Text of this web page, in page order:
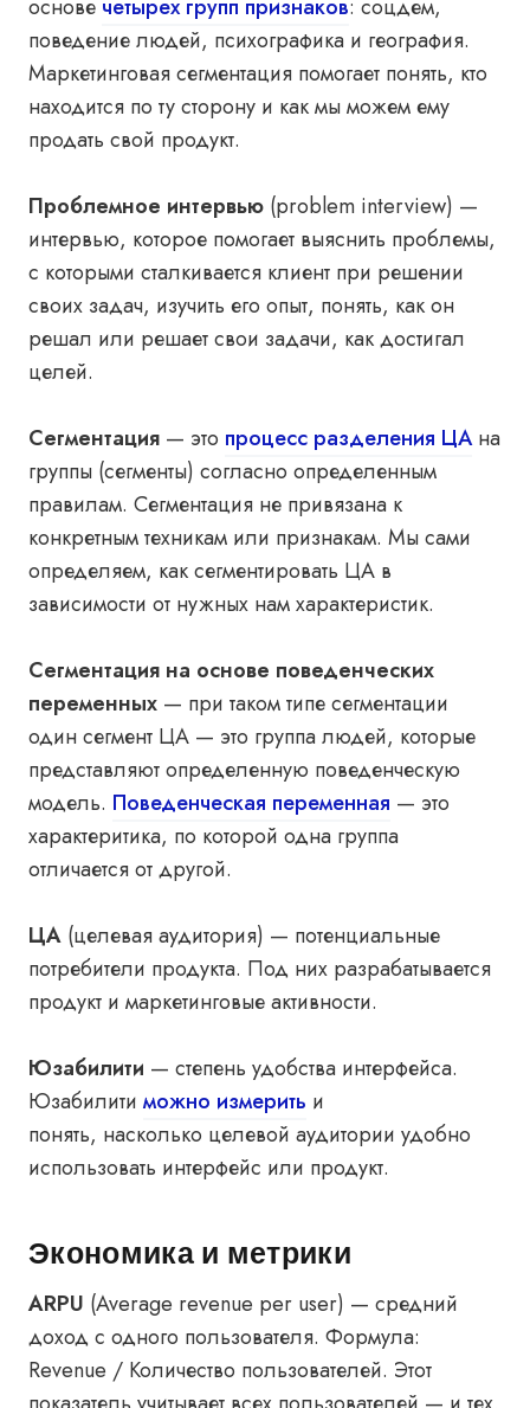
основе четырех групп признаков: соцдем,
поведение людей, психографика и география.
Маркетинговая сегментация помогает понять, кто
находится по ту сторону и как мы можем ему
продать свой продукт.
Проблемное интервью (problem interview) —
интервью, которое помогает выяснить проблемы,
с которыми сталкивается клиент при решении
своих задач, изучить его опыт, понять, как он
решал или решает свои задачи, как достигал
целей.
Сегментация — это процесс разделения ЦАна
группы (сегменты) согласно определенным
правилам. Сегментация не привязана к
конкретным техникам или признакам. Мы сами
определяем, как сегментировать ЦА в
зависимости от нужных нам характеристик.
Сегментация на основе поведенческих
переменных — при таком типе сегментации
один сегмент ЦА — это группа людей, которые
представляют определенную поведенческую
модель. Поведенческая переменная — это
характеритика, по которой одна группа
отличается от другой.
ЦА (целевая аудитория) — потенциальные
потребители продукта. Под них разрабатывается
продукт и маркетинговые активности.
Юзабилити — степень удобства интерфейса.
Юзабилити можно измерить и
понять, насколько целевой аудитории удобно
использовать интерфейс или продукт.
Экономика и метрики
ARPU (Average revenue per user) — средний
доход с одного пользователя. Формула:
Revenue / Количество пользователей. Этот